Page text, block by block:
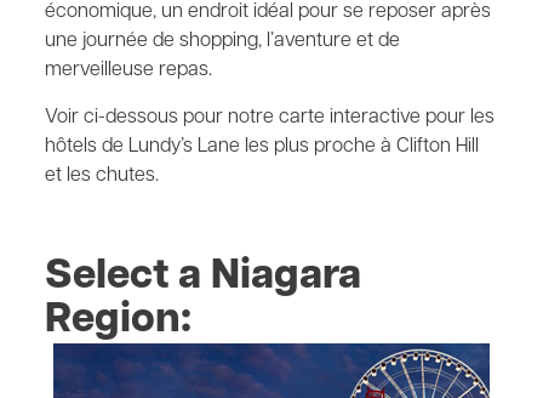
économique, un endroit idéal pour se reposer après
une journée de shopping, l’aventure et de
merveilleuse repas.
Voir ci-dessous pour notre carte interactive pour les
hôtels de Lundy’s Lane les plus proche à Clifton Hill
et les chutes.
Select a Niagara
Region: